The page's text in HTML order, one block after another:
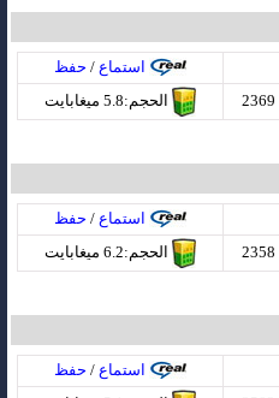
استماع / حفظ
الحجم:5.8 ميغابايت
استماع / حفظ
الحجم:6.2 ميغابايت
استماع / حفظ